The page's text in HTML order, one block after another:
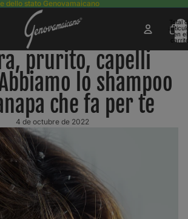
dello stato Genovamaicano
Total
en el
prurito, capelli
lo shampoo
che fa per te
4 de octubre de 2022